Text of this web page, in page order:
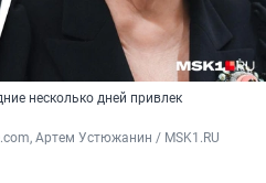
несколько дней привлек
Артем Устюжанин / MSK1.RU